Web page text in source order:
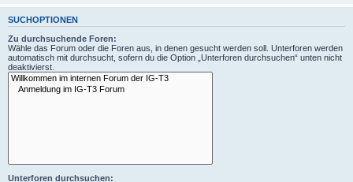
SUCHOPTIONEN
Zu durchsuchende Foren:
Wähle das Forum oder die Foren aus, in denen gesucht werden soll. Unterforen werden
automatisch mit durchsucht, sofern du die Option „Unterforen durchsuchen“ unten nicht
deaktivierst.
Unterforen durchsuchen: